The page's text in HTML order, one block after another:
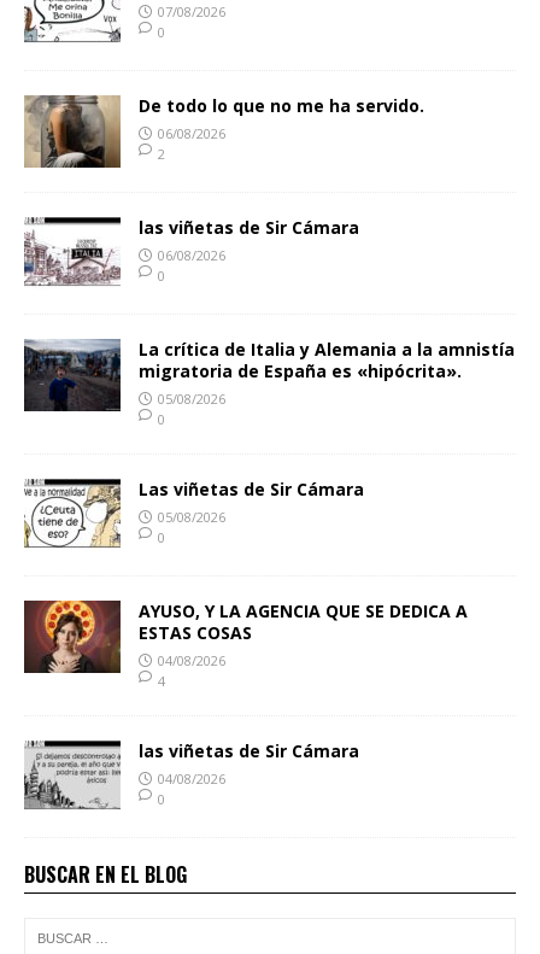
07/08/2026
0
De todo lo que no me ha servido.
06/08/2026
2
las viñetas de Sir Cámara
06/08/2026
0
La crítica de Italia y Alemania a la amnistía
migratoria de España es «hipócrita».
05/08/2026
0
Las viñetas de Sir Cámara
05/08/2026
0
AYUSO, Y LA AGENCIA QUE SE DEDICA A
ESTAS COSAS
04/08/2026
4
las viñetas de Sir Cámara
04/08/2026
0
BUSCAR EN EL BLOG